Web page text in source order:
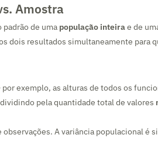
Amostra
de uma população inteirae de
dois resultados simultaneamente para
exemplo, as alturas de todos os
pela quantidade total de valores
observações. A variância populacional é